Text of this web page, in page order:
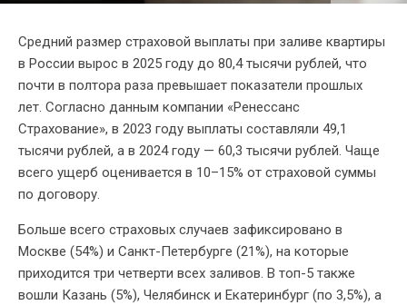
Средний размер страховой выплаты при заливе квартиры
в России вырос в 2025 году до 80,4 тысячи рублей, что
почти в полтора раза превышает показатели прошлых
лет. Согласно данным компании «Ренессанс
Страхование», в 2023 году выплаты составляли 49,1
тысячи рублей, а в 2024 году — 60,3 тысячи рублей. Чаще
всего ущерб оценивается в 10–15% от страховой суммы
по договору.
Больше всего страховых случаев зафиксировано в
Москве (54%) и Санкт-Петербурге (21%), на которые
приходится три четверти всех заливов. В топ-5 также
вошли Казань (5%), Челябинск и Екатеринбург (по 3,5%), а